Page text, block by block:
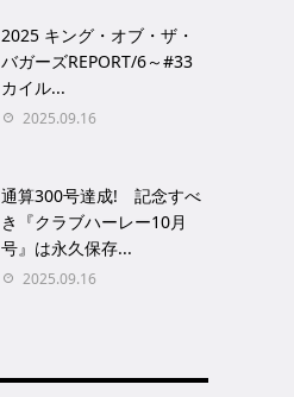
2025 キング・オブ・ザ・
バガーズREPORT/6～#33
カイル...
2025.09.16
通算300号達成! 記念すべ
き『クラブハーレー10月
号』は永久保存...
2025.09.16